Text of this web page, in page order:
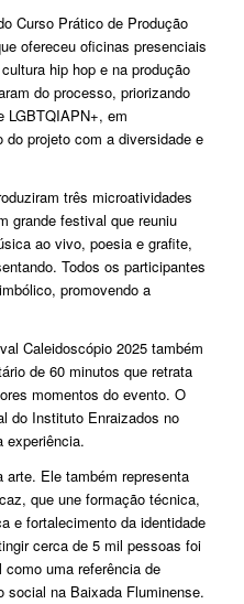
Curso Prático de Produção
ofereceu oficinas presenciais
hip hop e na produção
do processo, priorizando
LGBTQIAPN+, em
projeto com a diversidade e
três microatividades
grande festival que reuniu
ao vivo, poesia e grafite,
Todos os participantes
promovendo a
Caleidoscópio 2025 também
de 60 minutos que retrata
momentos do evento. O
do Instituto Enraizados no
experiência.
Ele também representa
que une formação técnica,
e fortalecimento da identidade
cerca de 5 mil pessoas foi
uma referência de
social na Baixada Fluminense.